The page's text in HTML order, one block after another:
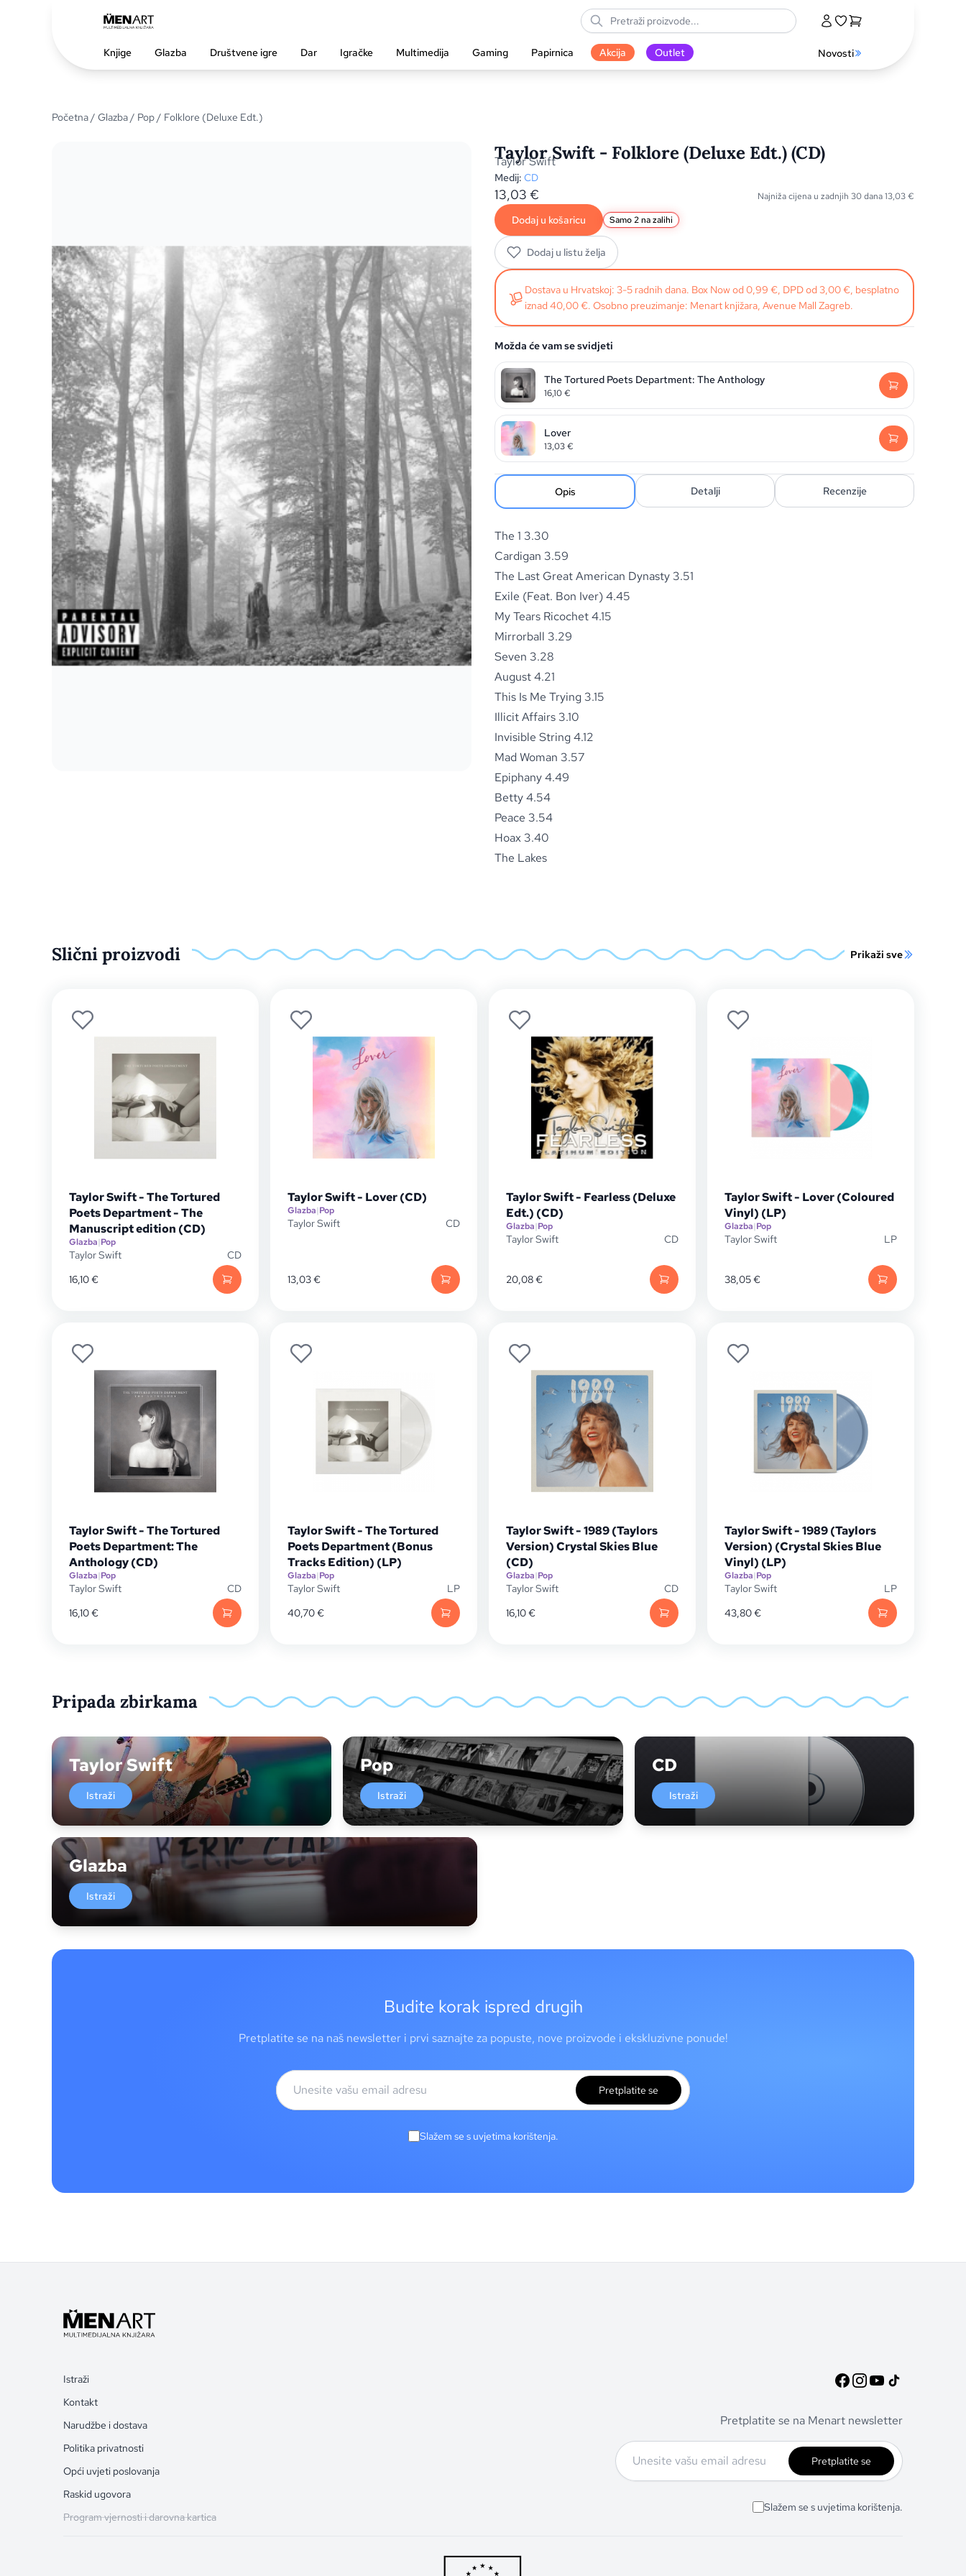
Knjige Glazba Društvene igre Dar Igračke Multimedija Gaming Papirnica Akcija Outlet Novosti
Početna/ Glazba/ Pop/ Folklore (Deluxe Edt.)
Taylor Swift - Folklore (Deluxe Edt.) (CD)
Taylor Swift
Medij: CD
13,03 € Najniža cijena u zadnjih 30 dana13,03€
Dodaj u košaricu Samo 2 na zalihi
Dodaj u listu želja
Dostava u Hrvatskoj: 3-5 radnih dana. Box Now od 0,99 €, DPD od 3,00 €, besplatno
iznad 40,00 €. Osobno preuzimanje: Menart knjižara, Avenue Mall Zagreb.
Možda će vam se svidjeti
The Tortured Poets Department: The Anthology
16,10€
Lover
13,03€
Opis Detalji Recenzije
The 1 3.30
Cardigan 3.59
The Last Great American Dynasty 3.51
Exile (Feat. Bon Iver) 4.45
My Tears Ricochet 4.15
Mirrorball 3.29
Seven 3.28
August 4.21
This Is Me Trying 3.15
Illicit Affairs 3.10
Invisible String 4.12
Mad Woman 3.57
Epiphany 4.49
Betty 4.54
Peace 3.54
Hoax 3.40
The Lakes
Slični proizvodi Prikaži sve
Taylor Swift - The Tortured
Poets Department - The
Manuscript edition (CD)
Glazba|Pop
Taylor Swift
CD
16,10€
Taylor Swift - Lover (CD)
Glazba|Pop
Taylor Swift CD
13,03€
Taylor Swift - Fearless (Deluxe
Edt.) (CD)
Glazba|Pop
Taylor Swift CD
20,08€
Taylor Swift - Lover (Coloured
Vinyl) (LP)
Glazba|Pop
Taylor Swift LP
38,05€
Taylor Swift - The Tortured
Poets Department: The
Anthology (CD)
Glazba|Pop
Taylor Swift
CD
16,10€
Taylor Swift - The Tortured
Poets Department (Bonus
Tracks Edition) (LP)
Glazba|Pop
Taylor Swift
LP
40,70€
Taylor Swift - 1989 (Taylors
Version) Crystal Skies Blue
(CD)
Glazba|Pop
Taylor Swift
CD
16,10€
Taylor Swift - 1989 (Taylors
Version) (Crystal Skies Blue
Vinyl) (LP)
Glazba|Pop
Taylor Swift
LP
43,80€
Pripada zbirkama
Taylor Swift
Istraži
Pop
Istraži
CD
Istraži
Glazba
Istraži
Budite korak ispred drugih
Pretplatite se na naš newsletter i prvi saznajte za popuste, nove proizvode i ekskluzivne ponude!
Pretplatite se
Slažem se s uvjetima korištenja.
Istraži
Kontakt
Narudžbe i dostava
Politika privatnosti
Opći uvjeti poslovanja
Raskid ugovora
Program vjernosti i darovna kartica
Pretplatite se na Menart newsletter
Pretplatite se
Slažem se s uvjetima korištenja.